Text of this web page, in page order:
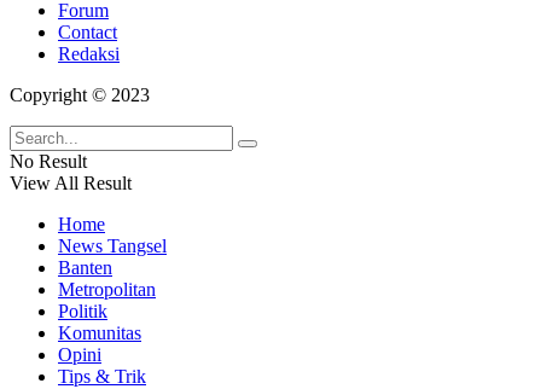
Forum
Contact
Redaksi
Copyright © 2023
No Result
View All Result
Home
News Tangsel
Banten
Metropolitan
Politik
Komunitas
Opini
Tips & Trik